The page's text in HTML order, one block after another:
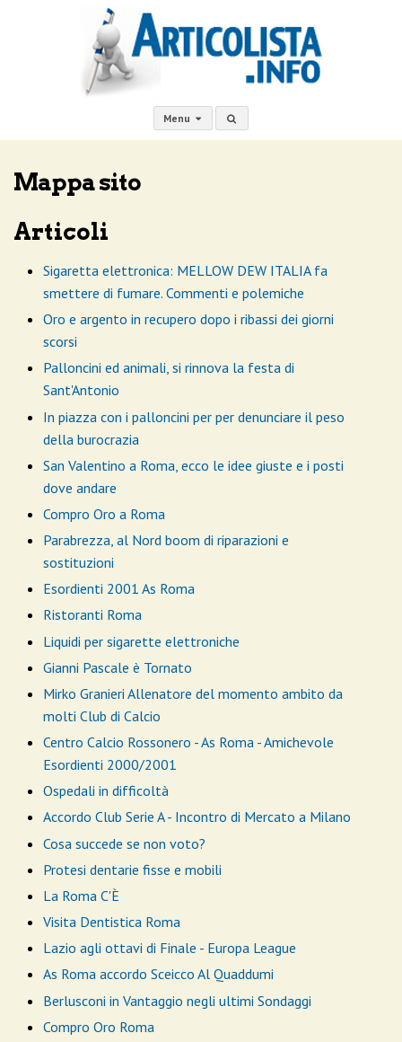
Menu
Mappa sito
Articoli
Sigaretta elettronica: MELLOW DEW ITALIA fa
smettere di fumare. Commenti e polemiche
Oro e argento in recupero dopo i ribassi dei giorni
scorsi
Palloncini ed animali, si rinnova la festa di
Sant'Antonio
In piazza con i palloncini per per denunciare il peso
della burocrazia
San Valentino a Roma, ecco le idee giuste e i posti
dove andare
Compro Oro a Roma
Parabrezza, al Nord boom di riparazioni e
sostituzioni
Esordienti 2001 As Roma
Ristoranti Roma
Liquidi per sigarette elettroniche
Gianni Pascale è Tornato
Mirko Granieri Allenatore del momento ambito da
molti Club di Calcio
Centro Calcio Rossonero - As Roma - Amichevole
Esordienti 2000/2001
Ospedali in difficoltà
Accordo Club Serie A - Incontro di Mercato a Milano
Cosa succede se non voto?
Protesi dentarie fisse e mobili
La Roma C'È
Visita Dentistica Roma
Lazio agli ottavi di Finale - Europa League
As Roma accordo Sceicco Al Quaddumi
Berlusconi in Vantaggio negli ultimi Sondaggi
Compro Oro Roma